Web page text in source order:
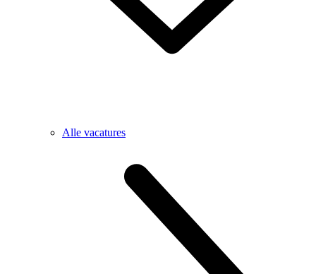
Alle vacatures